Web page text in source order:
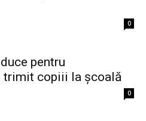
0
pentru
trimit copiii la școală
0